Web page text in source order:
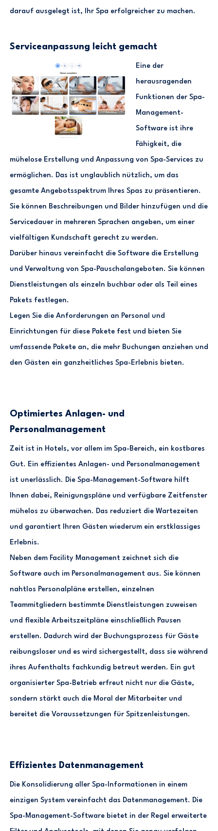
darauf ausgelegt ist, Ihr Spa erfolgreicher zu machen.
Serviceanpassung leicht gemacht
Eine der
herausragenden
Funktionen der Spa-
Management-
Software ist ihre
Fähigkeit, die
mühelose Erstellung und Anpassung von Spa-Services zu
ermöglichen. Das ist unglaublich nützlich, um das
gesamte Angebotsspektrum Ihres Spas zu präsentieren.
Sie können Beschreibungen und Bilder hinzufügen und die
Servicedauer in mehreren Sprachen angeben, um einer
vielfältigen Kundschaft gerecht zu werden.
Darüber hinaus vereinfacht die Software die Erstellung
und Verwaltung von Spa-Pauschalangeboten. Sie können
Dienstleistungen als einzeln buchbar oder als Teil eines
Pakets festlegen.
Legen Sie die Anforderungen an Personal und
Einrichtungen für diese Pakete fest und bieten Sie
umfassende Pakete an, die mehr Buchungen anziehen und
den Gästen ein ganzheitliches Spa-Erlebnis bieten.
Optimiertes Anlagen- und
Personalmanagement
Zeit ist in Hotels, vor allem im Spa-Bereich, ein kostbares
Gut. Ein effizientes Anlagen- und Personalmanagement
ist unerlässlich. Die Spa-Management-Software hilft
Ihnen dabei, Reinigungspläne und verfügbare Zeitfenster
mühelos zu überwachen. Das reduziert die Wartezeiten
und garantiert Ihren Gästen wiederum ein erstklassiges
Erlebnis.
Neben dem Facility Management zeichnet sich die
Software auch im Personalmanagement aus. Sie können
nahtlos Personalpläne erstellen, einzelnen
Teammitgliedern bestimmte Dienstleistungen zuweisen
und flexible Arbeitszeitpläne einschließlich Pausen
erstellen. Dadurch wird der Buchungsprozess für Gäste
reibungsloser und es wird sichergestellt, dass sie während
ihres Aufenthalts fachkundig betreut werden. Ein gut
organisierter Spa-Betrieb erfreut nicht nur die Gäste,
sondern stärkt auch die Moral der Mitarbeiter und
bereitet die Voraussetzungen für Spitzenleistungen.
Effizientes Datenmanagement
Die Konsolidierung aller Spa-Informationen in einem
einzigen System vereinfacht das Datenmanagement. Die
Spa-Management-Software bietet in der Regel erweiterte